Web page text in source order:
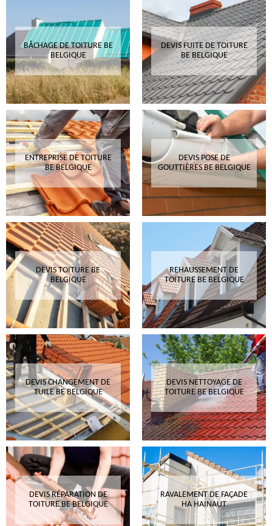
BÂCHAGE DE TOITURE BE
BELGIQUE
DEVIS FUITE DE TOITURE
BE BELGIQUE
ENTREPRISE DE TOITURE
BE BELGIQUE
DEVIS POSE DE
GOUTTIÈRES BE BELGIQUE
DEVIS TOITURE BE
BELGIQUE
REHAUSSEMENT DE
TOITURE BE BELGIQUE
DEVIS CHANGEMENT DE
TUILE BE BELGIQUE
DEVIS NETTOYAGE DE
TOITURE BE BELGIQUE
DEVIS RÉPARATION DE
TOITURE BE BELGIQUE
RAVALEMENT DE FAÇADE
HA HAINAUT